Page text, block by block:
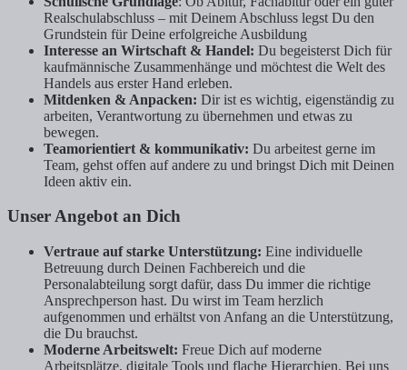
Realschulabschluss – mit Deinem Abschluss legst Du den
Grundstein für Deine erfolgreiche Ausbildung
Interesse an Wirtschaft & Handel: Du begeisterst Dich für
kaufmännische Zusammenhänge und möchtest die Welt des
Handels aus erster Hand erleben.
Mitdenken & Anpacken: Dir ist es wichtig, eigenständig zu
arbeiten, Verantwortung zu übernehmen und etwas zu
bewegen.
Teamorientiert & kommunikativ: Du arbeitest gerne im
Team, gehst offen auf andere zu und bringst Dich mit Deinen
Ideen aktiv ein.
Unser Angebot an Dich
Vertraue auf starke Unterstützung: Eine individuelle
Betreuung durch Deinen Fachbereich und die
Personalabteilung sorgt dafür, dass Du immer die richtige
Ansprechperson hast. Du wirst im Team herzlich
aufgenommen und erhältst von Anfang an die Unterstützung,
die Du brauchst.
Moderne Arbeitswelt: Freue Dich auf moderne
Arbeitsplätze, digitale Tools und flache Hierarchien. Bei uns